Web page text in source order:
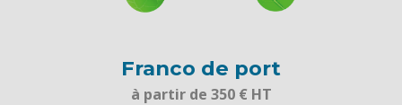
Franco de port
à partir de 350 € HT